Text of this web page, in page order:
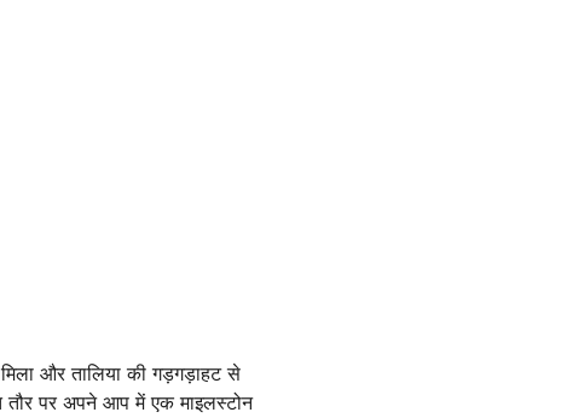
और तालिया की गड़गड़ाहट से
तौर पर अपने आप में एक माइलस्टोन